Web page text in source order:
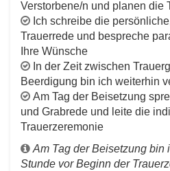
Verstorbene/n und planen die
Ich schreibe die
Trauerrede und bespreche
Ihre Wünsche
In der Zeit zwischen
Beerdigung bin ich weiterhin
Am Tag der Beisetzung
und Grabrede und leite die
Trauerzeremonie
Am Tag der Beisetzung bin
Stunde vor Beginn der